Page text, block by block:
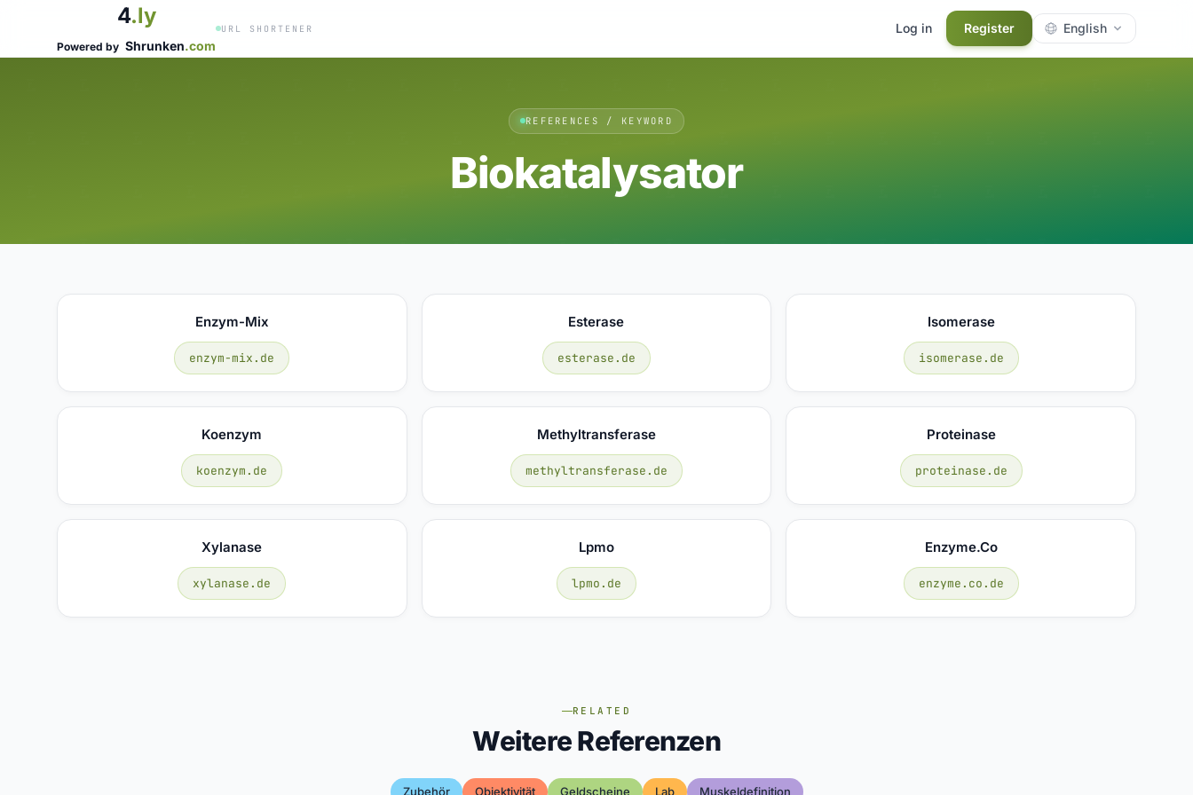
4.ly
Powered by Shrunken.com
URL SHORTENER Log in Register English
REFERENCES / KEYWORD
Biokatalysator
Enzym-Mix
enzym-mix.de
Esterase
esterase.de
Isomerase
isomerase.de
Koenzym
koenzym.de
Methyltransferase
methyltransferase.de
Proteinase
proteinase.de
Xylanase
xylanase.de
Lpmo
lpmo.de
Enzyme.co
enzyme.co.de
RELATED
Weitere Referenzen
Zubehör Objektivität Geldscheine Lab Muskeldefinition